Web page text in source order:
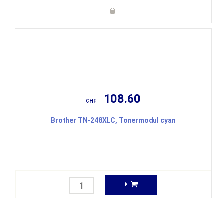
CHF 108.60
Brother TN-248XLC, Tonermodul cyan